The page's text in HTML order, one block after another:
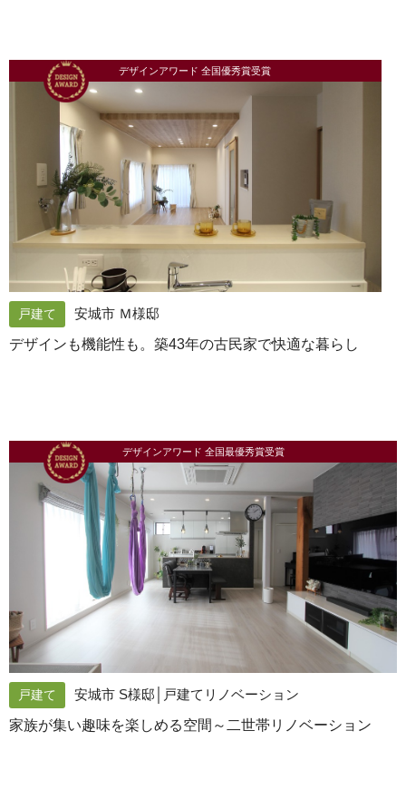
デザインアワード 全国優秀賞受賞
戸建て
安城市 Ｍ様邸
デザインも機能性も。築43年の古民家で快適な暮らし
デザインアワード 全国最優秀賞受賞
戸建て
安城市 S様邸│戸建てリノベーション
家族が集い趣味を楽しめる空間～二世帯リノベーション